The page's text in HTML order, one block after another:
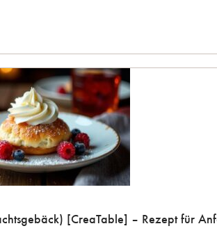
[CreaTable] – Rezept für